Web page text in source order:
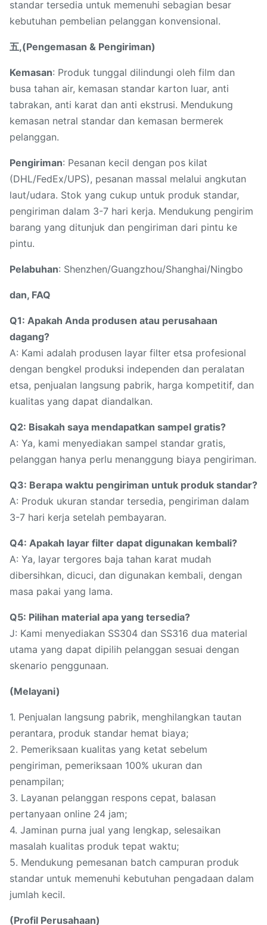
standar tersedia untuk memenuhi sebagian besar
kebutuhan pembelian pelanggan konvensional.
五,(Pengemasan & Pengiriman)
Kemasan: Produk tunggal dilindungi oleh film dan
busa tahan air, kemasan standar karton luar, anti
tabrakan, anti karat dan anti ekstrusi. Mendukung
kemasan netral standar dan kemasan bermerek
pelanggan.
Pengiriman: Pesanan kecil dengan pos kilat
(DHL/FedEx/UPS), pesanan massal melalui angkutan
laut/udara. Stok yang cukup untuk produk standar,
pengiriman dalam 3-7 hari kerja. Mendukung pengirim
barang yang ditunjuk dan pengiriman dari pintu ke
pintu.
Pelabuhan: Shenzhen/Guangzhou/Shanghai/Ningbo
dan, FAQ
Q1: Apakah Anda produsen atau perusahaan
dagang?
A: Kami adalah produsen layar filter etsa profesional
dengan bengkel produksi independen dan peralatan
etsa, penjualan langsung pabrik, harga kompetitif, dan
kualitas yang dapat diandalkan.
Q2: Bisakah saya mendapatkan sampel gratis?
A: Ya, kami menyediakan sampel standar gratis,
pelanggan hanya perlu menanggung biaya pengiriman.
Q3: Berapa waktu pengiriman untuk produk standar?
A: Produk ukuran standar tersedia, pengiriman dalam
3-7 hari kerja setelah pembayaran.
Q4: Apakah layar filter dapat digunakan kembali?
A: Ya, layar tergores baja tahan karat mudah
dibersihkan, dicuci, dan digunakan kembali, dengan
masa pakai yang lama.
Q5: Pilihan material apa yang tersedia?
J: Kami menyediakan SS304 dan SS316 dua material
utama yang dapat dipilih pelanggan sesuai dengan
skenario penggunaan.
(Melayani)
1. Penjualan langsung pabrik, menghilangkan tautan
perantara, produk standar hemat biaya;
2. Pemeriksaan kualitas yang ketat sebelum
pengiriman, pemeriksaan 100% ukuran dan
penampilan;
3. Layanan pelanggan respons cepat, balasan
pertanyaan online 24 jam;
4. Jaminan purna jual yang lengkap, selesaikan
masalah kualitas produk tepat waktu;
5. Mendukung pemesanan batch campuran produk
standar untuk memenuhi kebutuhan pengadaan dalam
jumlah kecil.
(Profil Perusahaan)